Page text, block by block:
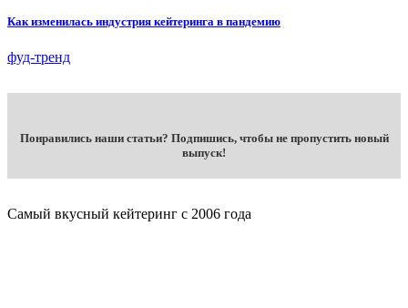
Как изменилась индустрия кейтеринга в пандемию
фуд-тренд
Понравились наши статьи? Подпишись, чтобы не пропустить новый
выпуск!
Самый вкусный кейтеринг с 2006 года